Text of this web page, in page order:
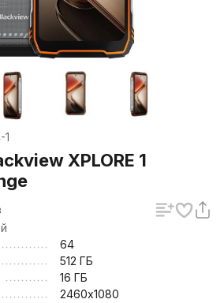
1
XPLORE 1
64
512 ГБ
16 ГБ
2460х1080